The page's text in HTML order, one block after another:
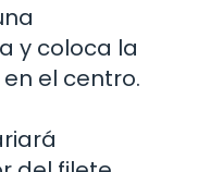
y coloca la
el centro.